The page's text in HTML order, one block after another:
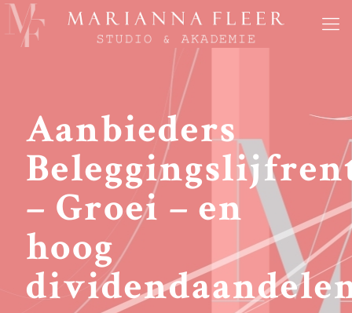
Aanbieders
– Groei – en
hoog